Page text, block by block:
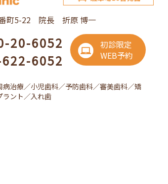
町5-22 院長 折原 博一
20-6052
6052
初診限定
WEB予約
病治療／小児歯科／予防歯科／審美歯科／矯
ラント／入れ歯